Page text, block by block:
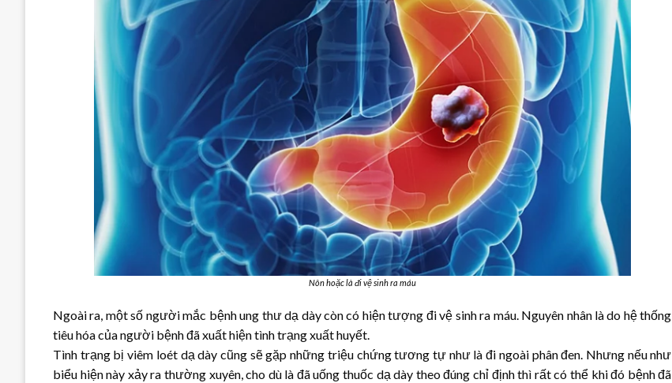
Nôn hoặc là đi vệ sinh ra máu
Ngoài ra, một số người mắc bệnh ung thư dạ dày còn có hiện tượng đi vệ sinh ra máu. Nguyên nhân là do hệ thống
tiêu hóa của người bệnh đã xuất hiện tình trạng xuất huyết.
Tình trạng bị viêm loét dạ dày cũng sẽ gặp những triệu chứng tương tự như là đi ngoài phân đen. Nhưng nếu như
biểu hiện này xảy ra thường xuyên, cho dù là đã uống thuốc dạ dày theo đúng chỉ định thì rất có thể khi đó bệnh đã